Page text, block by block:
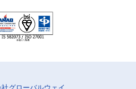
グローバルウェイ